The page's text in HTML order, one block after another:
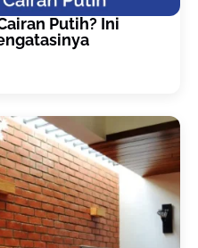
Putih? Ini